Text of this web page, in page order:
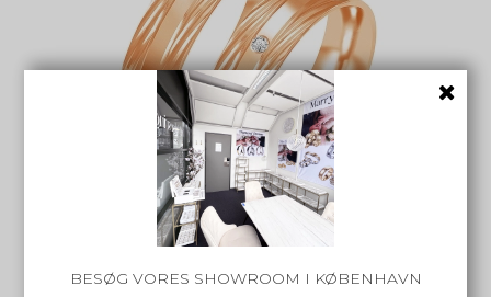
BESØG VORES SHOWROOM I KØBENHAVN